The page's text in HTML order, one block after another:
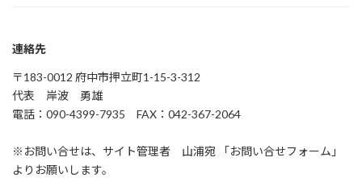
連絡先
〒183-0012 府中市押立町1-15-3-312
代表 岸波 勇雄
電話：090-4399-7935 FAX：042-367-2064
※お問い合せは、サイト管理者 山浦宛 「お問い合せフォーム」
よりお願いします。